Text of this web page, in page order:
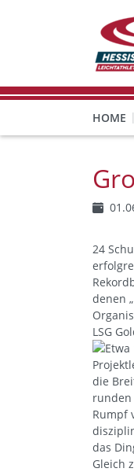
HOME
24
denen
LSG
die
runden
Rumpf
das
Gleich